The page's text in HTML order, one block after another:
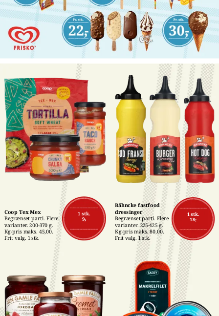
1 stk.
9,-
Coop Tex Mex
Begrænset parti. Flere
varianter. 200-370 g.
Kg-pris maks. 45,00.
Frit valg. 1 stk.
1 stk.
18,-
Bähncke fastfood
dressinger
Begrænset parti. Flere
varianter. 225-425 g.
Kg-pris maks. 80,00.
Frit valg. 1 stk.